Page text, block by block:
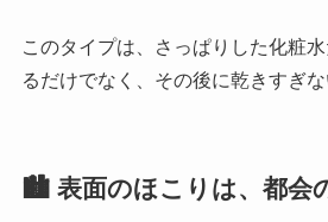
このタイプは、さっぱりした化粧
るだけでなく、その後に乾きすぎ
🏙️ 表面のほこりは、都会